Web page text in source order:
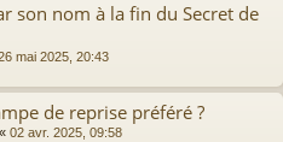
son nom à la fin du Secret de
mai 2025, 20:43
de reprise préféré ?
« 02 avr. 2025, 09:58